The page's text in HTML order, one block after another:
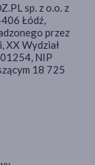
sp. z o.o. z
Łódź,
przez
XX Wydział
NIP
18 725